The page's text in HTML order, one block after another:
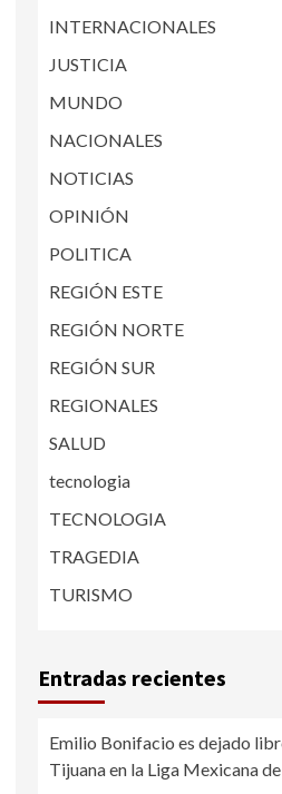
INTERNACIONALES
JUSTICIA
MUNDO
NACIONALES
NOTICIAS
OPINIÓN
POLITICA
REGIÓN ESTE
REGIÓN NORTE
REGIÓN SUR
REGIONALES
SALUD
tecnologia
TECNOLOGIA
TRAGEDIA
TURISMO
Entradas recientes
Emilio Bonifacio es dejado
Tijuana en la Liga Mexicana